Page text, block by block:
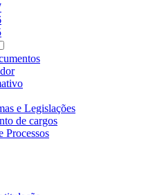
e Legislações
de cargos
Processos